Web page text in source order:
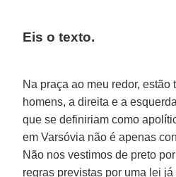
Eis o texto.
Na praça ao meu redor, estão
homens, a direita e a
que se definiriam como
em Varsóvia não é apenas
Não nos vestimos de preto
regras previstas por uma lei